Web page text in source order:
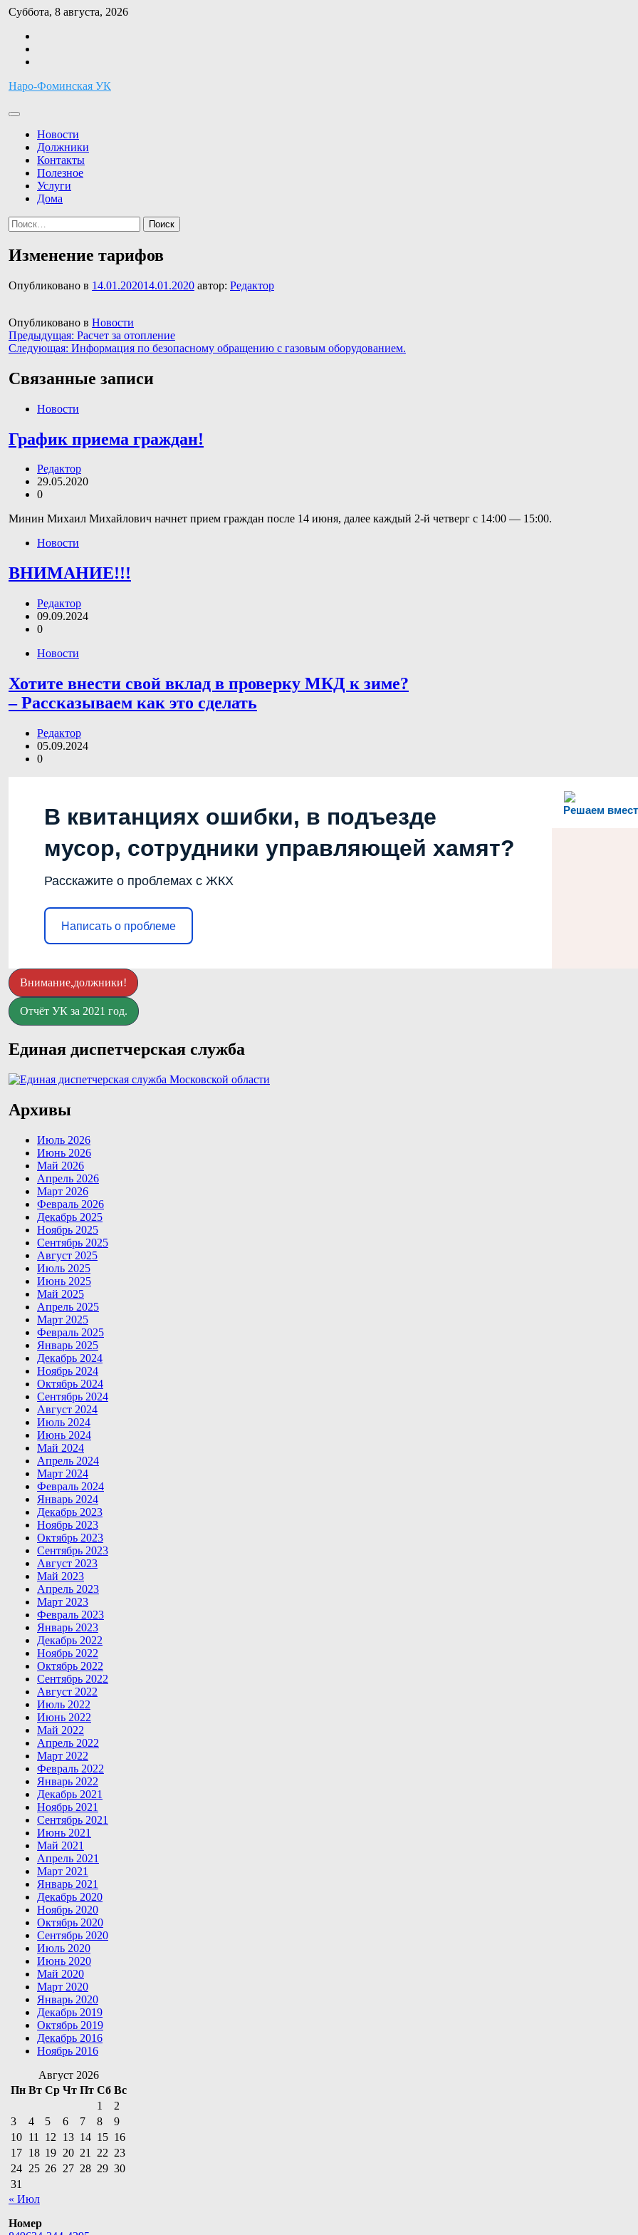
Перейти
содержимому
Суббота, 8 августа, 2026
Наро-Фоминская УК
Новости
Должники
Контакты
Полезное
Услуги
Дома
Найти:
Изменение тарифов
Опубликовано в 14.01.202014.01.2020 автор: Редактор
Опубликовано в Новости
Навигация
по
записям
Предыдущая: Расчет за отопление
Следующая: Информация по безопасному обращению с газовым оборудованием.
Связанные записи
Новости
График приема граждан!
Редактор
29.05.2020
0
Минин Михаил Михайлович начнет прием граждан после 14 июня, далее каждый 2-й четверг с 14:00 — 15:00.
Новости
ВНИМАНИЕ!!!
Редактор
09.09.2024
0
Новости
Хотите внести свой вклад в проверку МКД к зиме?
– Рассказываем как это сделать
Редактор
05.09.2024
0
Решаем
В квитанциях ошибки, в подъезде
мусор, сотрудники управляющей хамят?
Расскажите о проблемах с ЖКХ
Написать о проблеме
Внимание,должники!
Отчёт УК за 2021 год.
Единая диспетчерская служба
Архивы
Июль 2026
Июнь 2026
Май 2026
Апрель 2026
Март 2026
Февраль 2026
Декабрь 2025
Ноябрь 2025
Сентябрь 2025
Август 2025
Июль 2025
Июнь 2025
Май 2025
Апрель 2025
Март 2025
Февраль 2025
Январь 2025
Декабрь 2024
Ноябрь 2024
Октябрь 2024
Сентябрь 2024
Август 2024
Июль 2024
Июнь 2024
Май 2024
Апрель 2024
Март 2024
Февраль 2024
Январь 2024
Декабрь 2023
Ноябрь 2023
Октябрь 2023
Сентябрь 2023
Август 2023
Май 2023
Апрель 2023
Март 2023
Февраль 2023
Январь 2023
Декабрь 2022
Ноябрь 2022
Октябрь 2022
Сентябрь 2022
Август 2022
Июль 2022
Июнь 2022
Май 2022
Апрель 2022
Март 2022
Февраль 2022
Январь 2022
Декабрь 2021
Ноябрь 2021
Сентябрь 2021
Июнь 2021
Май 2021
Апрель 2021
Март 2021
Январь 2021
Декабрь 2020
Ноябрь 2020
Октябрь 2020
Сентябрь 2020
Июль 2020
Июнь 2020
Май 2020
Март 2020
Январь 2020
Декабрь 2019
Октябрь 2019
Декабрь 2016
Ноябрь 2016
Август 2026
Пн Вт Ср Чт Пт Сб Вс
1
2
3
4 5 6 7 8
9
10 11 12 13 14 15 16
17 18 19 20 21 22 23
24 25 26 27 28 29 30
31
« Июл
Номер